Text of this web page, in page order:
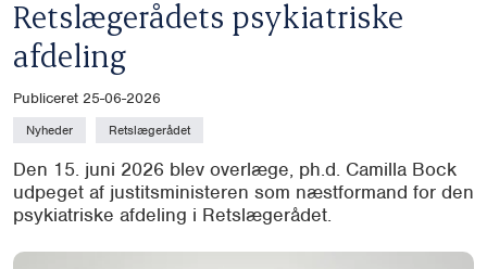
Retslægerådets psykiatriske
afdeling
Publiceret 25-06-2026
Nyheder Retslægerådet
Den 15. juni 2026 blev overlæge, ph.d. Camilla Bock
udpeget af justitsministeren som næstformand for den
psykiatriske afdeling i Retslægerådet.